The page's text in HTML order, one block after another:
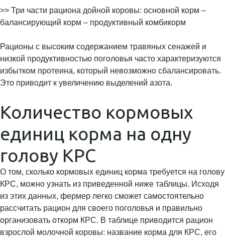
>> Три части рациона дойной коровы: основной корм –
балансирующий корм – продуктивный комбикорм
Рационы с высоким содержанием травяных сенажей и
низкой продуктивностью поголовья часто характеризуются
избытком протеина, который невозможно сбалансировать.
Это приводит к увеличению выделений азота.
Количество кормовых
единиц корма на одну
голову КРС
О том, сколько кормовых единиц корма требуется на голову
КРС, можно узнать из приведенной ниже таблицы. Исходя
из этих данных, фермер легко сможет самостоятельно
рассчитать рацион для своего поголовья и правильно
организовать откорм КРС. В таблице приводится рацион
взрослой молочной коровы: название корма для КРС, его